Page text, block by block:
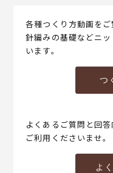
各種つくり方動画を
針編みの基礎などニ
います。
つ
よくあるご質問と回
ご利用くださいませ。
よ